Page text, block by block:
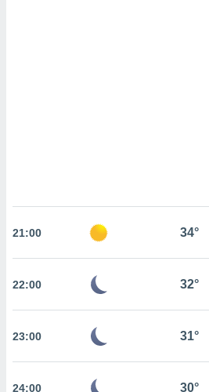
de
En
21:00 34°
22:00 32°
23:00 31°
24:00 30°